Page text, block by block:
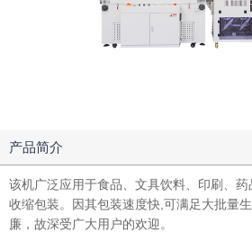
产品简介
该机广泛应用于食品、文具饮料、印刷、
收缩包装。因其包装速度快,可满足大批量
廉，故深受广大用户的欢迎。